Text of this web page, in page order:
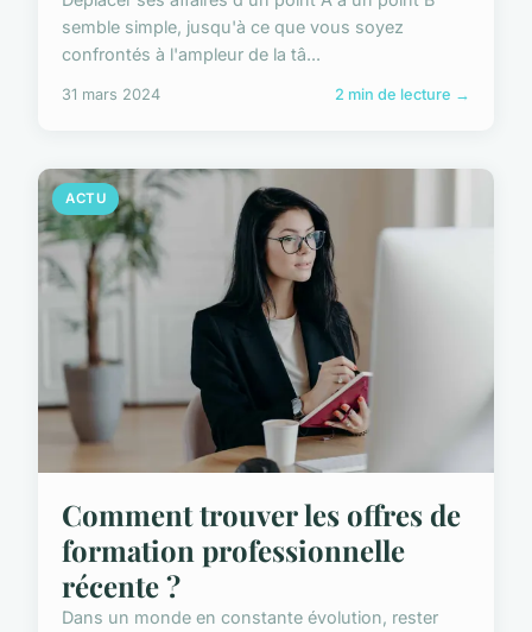
semble simple, jusqu'à ce que vous soyez
confrontés à l'ampleur de la tâ...
31 mars 2024 2 min de lecture →
ACTU
Comment trouver les offres de
formation professionnelle
récente ?
Dans un monde en constante évolution, rester